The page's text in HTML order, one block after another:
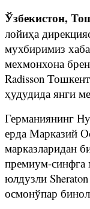
Ўзбекистон,
лойиҳа
мухбиримиз
мехмонхона
Radisson
ҳудудида янги
Германиянинг
ерда Марказий
марказларидан
премиум-синфга
юлдузли
осмонўпар